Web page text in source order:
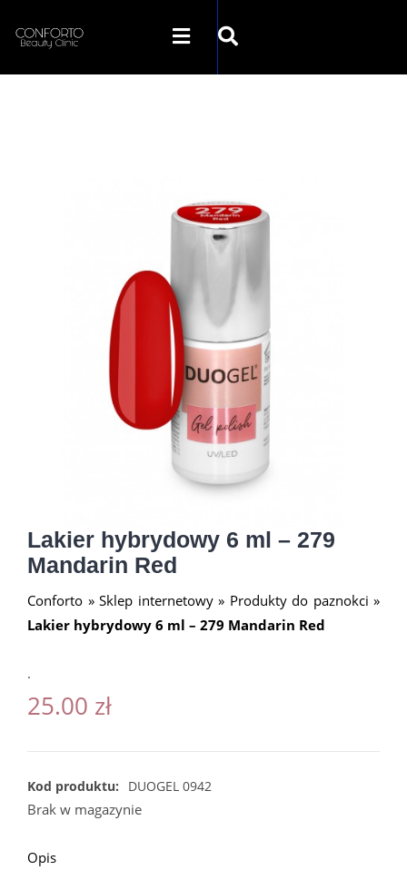
Lakier hybrydowy 6 ml – 279
Mandarin Red
Conforto » Sklep internetowy» Produkty do paznokci »
Lakier hybrydowy 6 ml – 279 Mandarin Red
.
25.00 zł
Kod produktu: DUOGEL 0942
Brak w magazynie
Opis